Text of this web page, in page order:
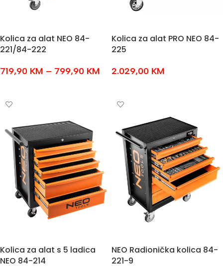
Kolica za alat NEO 84-
221/84-222
719,90 KM – 799,90 KM
Kolica za alat PRO NEO 84-
225
2.029,00 KM
Kolica za alat s 5 ladica
NEO 84-214
NEO Radionička kolica 84-
221-9